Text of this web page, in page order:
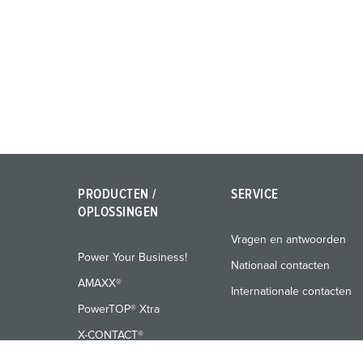
PRODUCTEN /
OPLOSSINGEN
Power Your Business!
AMAXX®
PowerTOP® Xtra
X-CONTACT®
SERVICE
Vragen en antwoorden
Nationaal contacten
Internationale contacten